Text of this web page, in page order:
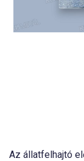
Az állatfelhajtó